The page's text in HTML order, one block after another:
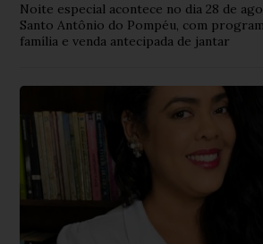
Noite especial acontece no dia 28 de
Santo Antônio do Pompéu, com
família e venda antecipada de jantar